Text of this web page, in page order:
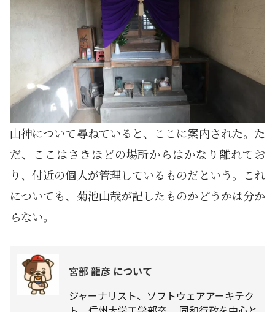
山神について尋ねていると、ここに案内された。た
だ、ここはさきほどの場所からはかなり離れてお
り、付近の個人が管理しているものだという。これ
についても、菊池山哉が記したものかどうかは分か
らない。
宮部 龍彦 について
ジャーナリスト、ソフトウェアアーキテク